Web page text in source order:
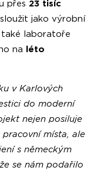
přes 23 tisíc
sloužit jako výrobní
také laboratoře
na
léto
v Karlových
do moderní
nejen posiluje
místa, ale
s německým
se nám podařilo